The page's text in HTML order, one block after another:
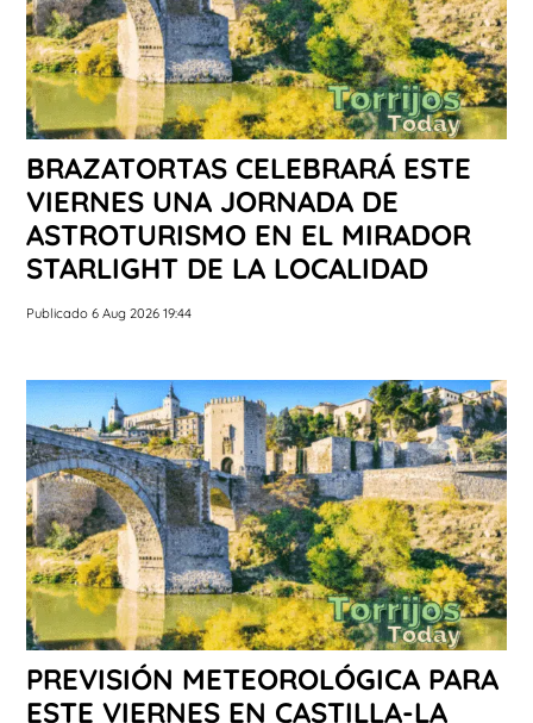
BRAZATORTAS CELEBRARÁ ESTE
VIERNES UNA JORNADA DE
ASTROTURISMO EN EL MIRADOR
STARLIGHT DE LA LOCALIDAD
Publicado 6 Aug 2026 19:44
PREVISIÓN METEOROLÓGICA PARA
ESTE VIERNES EN CASTILLA-LA